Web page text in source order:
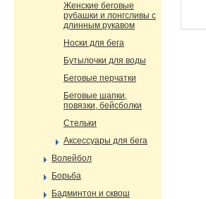
Женские беговые
рубашки и лонгсливы с
длинным рукавом
Носки для бега
Бутылочки для воды
Беговые перчатки
Беговые шапки,
повязки, бейсболки
Стельки
Аксессуары для бега
Волейбол
Борьба
Бадминтон и сквош